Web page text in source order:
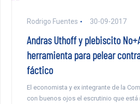
Rodrigo Fuentes 30-09-2017
Andras Uthoff y plebiscito
herramienta para pelear
fáctico
El economista y ex integrante de la
con buenos ojos el escrutinio que está